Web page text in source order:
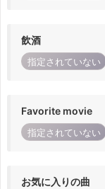
飲酒
指定されていない
Favorite movie
指定されていない
お気に入りの曲